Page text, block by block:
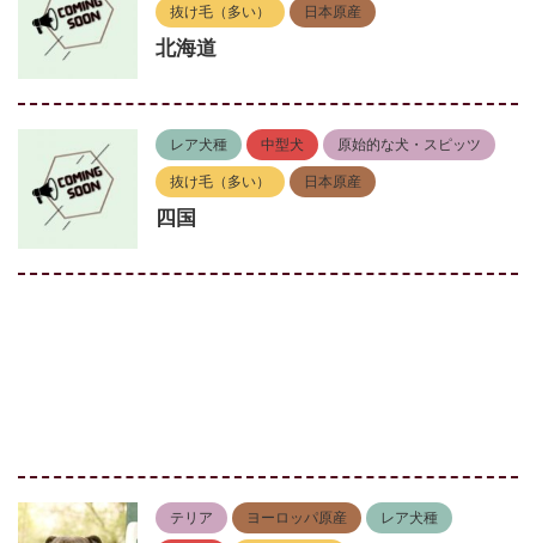
抜け毛（多い） 日本原産
北海道
レア犬種 中型犬 原始的な犬・スピッツ
抜け毛（多い） 日本原産
四国
テリア ヨーロッパ原産 レア犬種